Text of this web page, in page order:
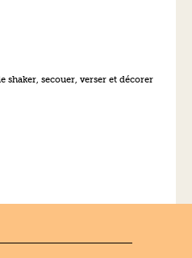
shaker, secouer, verser et décorer